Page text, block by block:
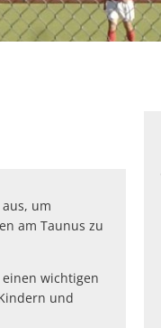
aus, um
am Taunus zu
wichtigen
und